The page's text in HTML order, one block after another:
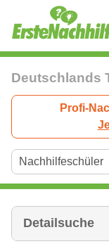
Deutschlands
Profi-
Detailsuche